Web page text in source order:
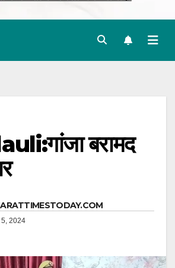
बरामद
5, 2024